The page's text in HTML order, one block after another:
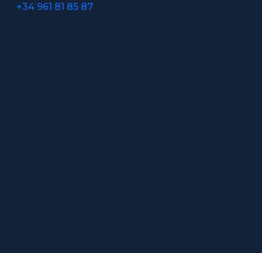
+34 961 81 85 87